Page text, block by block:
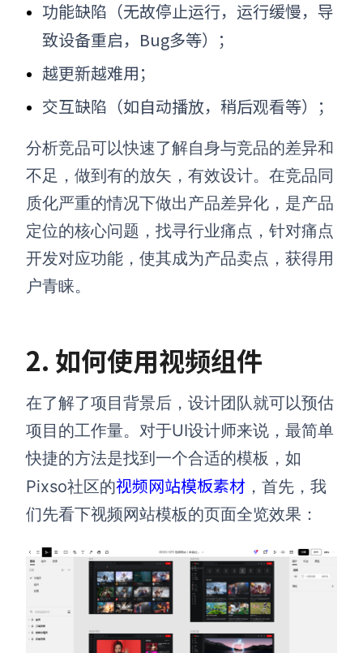
功能缺陷（无故停止运行，运行缓慢，导
致设备重启，Bug多等）；
越更新越难用；
交互缺陷（如自动播放，稍后观看等）；
分析竞品可以快速了解自身与竞品的差异和
不足，做到有的放矢，有效设计。在竞品同
质化严重的情况下做出产品差异化，是产品
定位的核心问题，找寻行业痛点，针对痛点
开发对应功能，使其成为产品卖点，获得用
户青睐。
2. 如何使用视频组件
在了解了项目背景后，设计团队就可以预估
项目的工作量。对于UI设计师来说，最简单
快捷的方法是找到一个合适的模板，如
Pixso社区的视频网站模板素材 ，首先，我
们先看下视频网站模板的页面全览效果：